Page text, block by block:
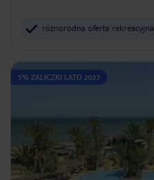
różnorodna oferta rekreacyjna
5% ZALICZKI LATO 2027